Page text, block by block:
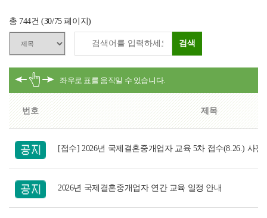
총 744건 (30/75 페이지)
검색
번호 제목
[접수] 2026년 국제결혼중개업자 교육 5차 접수(8.26.) 사전
2026년 국제결혼중개업자 연간 교육 일정 안내